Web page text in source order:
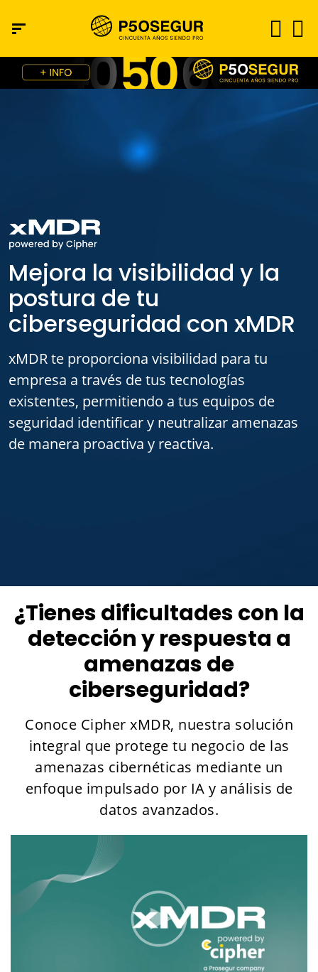
Mejora la visibilidad y la
postura de tu
ciberseguridad con xMDR
xMDR te proporciona visibilidad para tu
empresa a través de tus tecnologías
existentes, permitiendo a tus equipos de
seguridad identificar y neutralizar amenazas
de manera proactiva y reactiva.
¿Tienes dificultades con la
detección y respuesta a
amenazas de
ciberseguridad?
Conoce Cipher xMDR, nuestra solución
integral que protege tu negocio de las
amenazas cibernéticas mediante un
enfoque impulsado por IA y análisis de
datos avanzados.